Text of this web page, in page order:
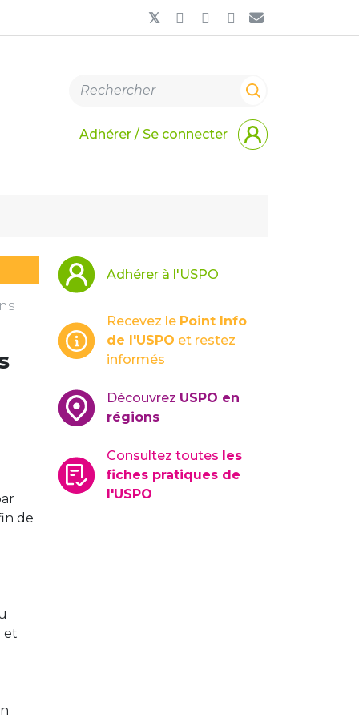
Adhérer / Se connecter
de
et
Adhérer à l'USPO
Recevez le Point Info
de l'USPO et restez
informés
Découvrez USPO en
régions
Consultez toutes les
fiches pratiques de
l'USPO